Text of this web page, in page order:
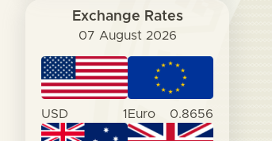
Exchange Rates
07 August 2026
USD 1 Euro 0.8656